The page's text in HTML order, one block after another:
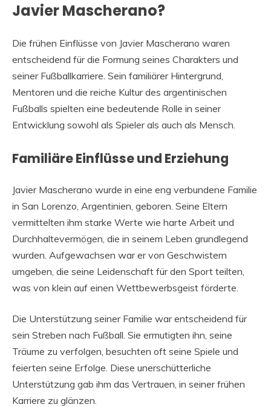
Javier Mascherano?
Die frühen Einflüsse von Javier Mascherano waren
entscheidend für die Formung seines Charakters und
seiner Fußballkarriere. Sein familiärer Hintergrund,
Mentoren und die reiche Kultur des argentinischen
Fußballs spielten eine bedeutende Rolle in seiner
Entwicklung sowohl als Spieler als auch als Mensch.
Familiäre Einflüsse und Erziehung
Javier Mascherano wurde in eine eng verbundene Familie
in San Lorenzo, Argentinien, geboren. Seine Eltern
vermittelten ihm starke Werte wie harte Arbeit und
Durchhaltevermögen, die in seinem Leben grundlegend
wurden. Aufgewachsen war er von Geschwistern
umgeben, die seine Leidenschaft für den Sport teilten,
was von klein auf einen Wettbewerbsgeist förderte.
Die Unterstützung seiner Familie war entscheidend für
sein Streben nach Fußball. Sie ermutigten ihn, seine
Träume zu verfolgen, besuchten oft seine Spiele und
feierten seine Erfolge. Diese unerschütterliche
Unterstützung gab ihm das Vertrauen, in seiner frühen
Karriere zu glänzen.